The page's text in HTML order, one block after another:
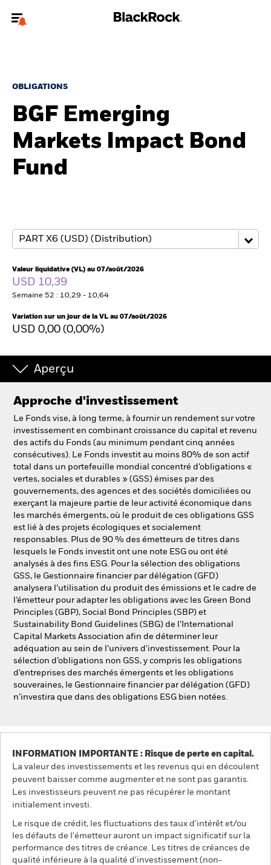
Nous connaître
Produits
Thèmes
Particuliers
France
Change location
Aladdin
Notre société
OBLIGATIONS
BGF Emerging
Markets Impact Bond
Fund
Valeur liquidative (VL) au 07/août/2026
USD 10,39
Semaine 52 : 10,29 - 10,64
Variation sur un jour de la VL au 07/août/2026
USD 0,00 (0,00%)
Aperçu
Approche d'investissement
Le Fonds vise, à long terme, à fournir un rendement sur votre
investissement en combinant croissance du capital et revenu
des actifs du Fonds (au minimum pendant cinq années
consécutives). Le Fonds investit au moins 80% de son actif
total dans un portefeuille mondial concentré d’obligations «
vertes, sociales et durables » (GSS) émises par des
gouvernements, des agences et des sociétés domiciliées ou
exerçant la majeure partie de leur activité économique dans
les marchés émergents, où le produit de ces obligations GSS
est lié à des projets écologiques et socialement
responsables. Plus de 90 % des émetteurs de titres dans
lesquels le Fonds investit ont une note ESG ou ont été
analysés à des fins ESG. Pour la sélection des obligations
GSS, le Gestionnaire financier par délégation (GFD)
analysera l’utilisation du produit des émissions et le cadre de
l’émetteur pour adapter les obligations avec les Green Bond
Principles (GBP), Social Bond Principles (SBP) et
Sustainability Bond Guidelines (SBG) de l’International
Capital Markets Association afin de déterminer leur
adéquation au sein de l’univers d’investissement. Pour la
sélection d’obligations non GSS, y compris les obligations
d’entreprises des marchés émergents et les obligations
souveraines, le Gestionnaire financier par délégation (GFD)
n’investira que dans des obligations ESG bien notées.
INFORMATION IMPORTANTE : Risque de perte en capital.
La valeur des investissements et les revenus qui en découlent
peuvent baisser comme augmenter et ne sont pas garantis.
Les investisseurs peuvent ne pas récupérer le montant
initialement investi.
Le risque de crédit, les fluctuations des taux d'intérêt et/ou
les défauts de l'émetteur auront un impact significatif sur la
performance des titres de créance. Les titres de créances de
qualité inférieure à la qualité d'investissement (non-